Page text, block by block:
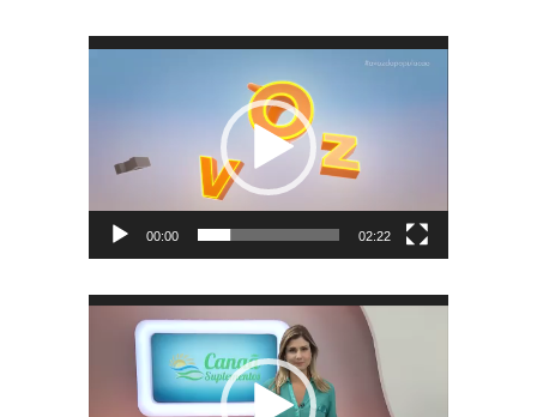
Tocador
vídeo
00:00 02:22
Tocador
vídeo